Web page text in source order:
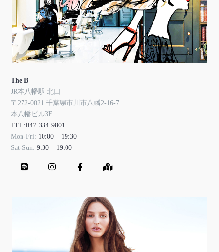
The B
JR本八幡駅 北口
〒272-0021 千葉県市川市八幡2-16-7
本八幡ビル3F
TEL:047-334-9801
Mon-Fri: 10:00 – 19:30
Sat-Sun:9:30 – 19:00